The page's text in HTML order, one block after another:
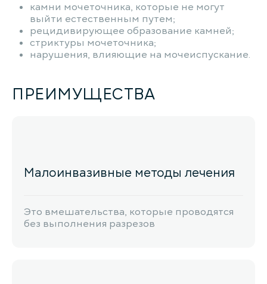
камни мочеточника, которые не могут
выйти естественным путем;
рецидивирующее образование камней;
стриктуры мочеточника;
нарушения, влияющие на мочеиспускание.
ПРЕИМУЩЕСТВА
Малоинвазивные методы лечения
Это вмешательства, которые проводятся
без выполнения разрезов